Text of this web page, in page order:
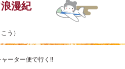
漫紀
う）
ャーター便で行く!!